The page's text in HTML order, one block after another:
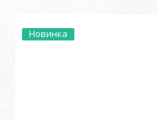
Новинка